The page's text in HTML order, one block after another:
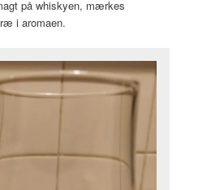
på whiskyen, mærkes
i aromaen.